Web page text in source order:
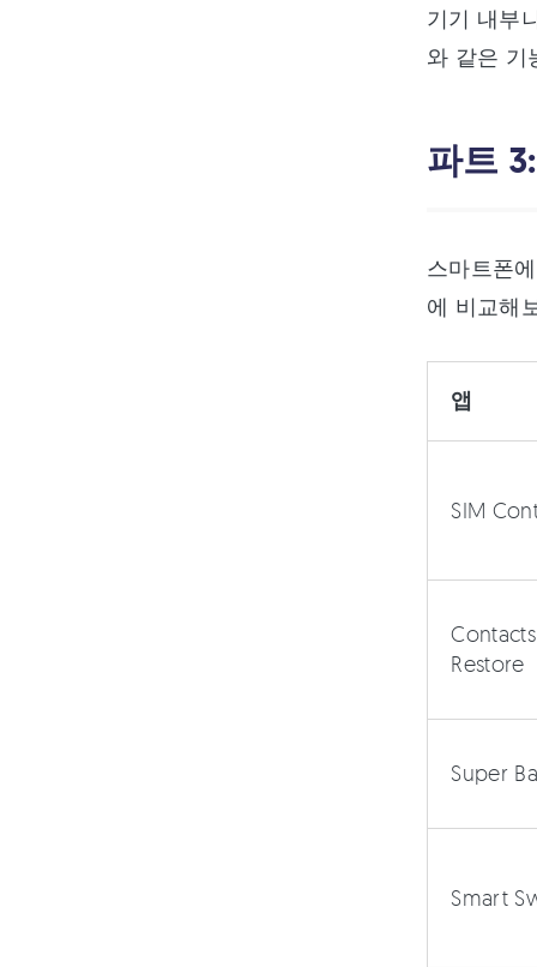
기기 내부
와 같은 기
파트
스마트폰
에 비교해
앱
SIM
Restore
Super
Smart